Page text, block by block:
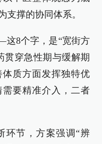
支撑的协同体系。
8个字，是“宽街方
贯穿急性期与缓解期
质方面发挥独特优
要精准介入，二者
环节，方案强调“辨